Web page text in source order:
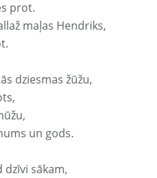
prot.
maļas Hendriks,
dziesmas žūžu,
un gods.
sākam,